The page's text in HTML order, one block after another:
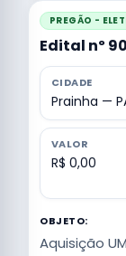
PREGÃO -
Edital nº
CIDADE
Prainha —
VALOR
R$ 0,00
OBJETO:
Aquisição UM